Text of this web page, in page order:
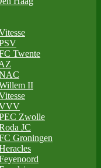
Twente
II
VVV
Zwolle
JC
Groningen